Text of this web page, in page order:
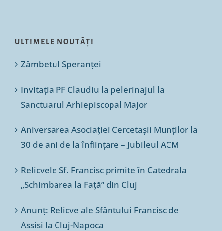
ULTIMELE NOUTĂȚI
Zâmbetul Speranței
Invitația PF Claudiu la pelerinajul la
Sanctuarul Arhiepiscopal Major
Aniversarea Asociației Cercetașii Munților la
30 de ani de la înființare – Jubileul ACM
Relicvele Sf. Francisc primite în Catedrala
„Schimbarea la Față” din Cluj
Anunț: Relicve ale Sfântului Francisc de
Assisi la Cluj-Napoca